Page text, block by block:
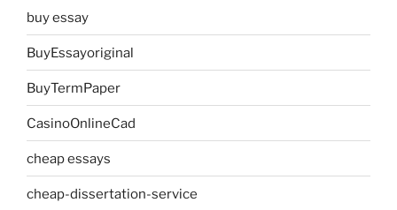
buy essay
BuyEssayoriginal
BuyTermPaper
CasinoOnlineCad
cheap essays
cheap-dissertation-service